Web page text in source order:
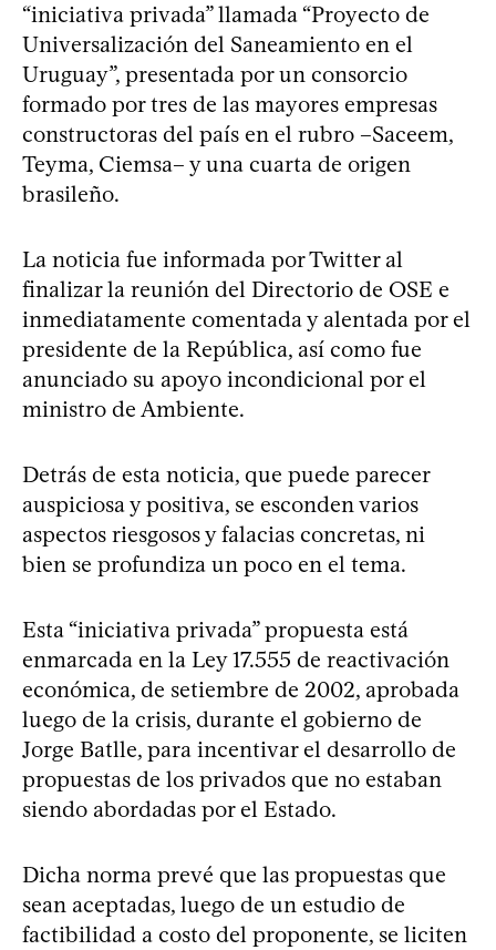
“iniciativa privada” llamada “Proyecto de
Universalización del Saneamiento en el
Uruguay”, presentada por un consorcio
formado por tres de las mayores empresas
constructoras del país en el rubro –Saceem,
Teyma, Ciemsa– y una cuarta de origen
brasileño.
La noticia fue informada por Twitter al
finalizar la reunión del Directorio de OSE e
inmediatamente comentada y alentada por el
presidente de la República, así como fue
anunciado su apoyo incondicional por el
ministro de Ambiente.
Detrás de esta noticia, que puede parecer
auspiciosa y positiva, se esconden varios
aspectos riesgosos y falacias concretas, ni
bien se profundiza un poco en el tema.
Esta “iniciativa privada” propuesta está
enmarcada en la Ley 17.555 de reactivación
económica, de setiembre de 2002, aprobada
luego de la crisis, durante el gobierno de
Jorge Batlle, para incentivar el desarrollo de
propuestas de los privados que no estaban
siendo abordadas por el Estado.
Dicha norma prevé que las propuestas que
sean aceptadas, luego de un estudio de
factibilidad a costo del proponente, se liciten